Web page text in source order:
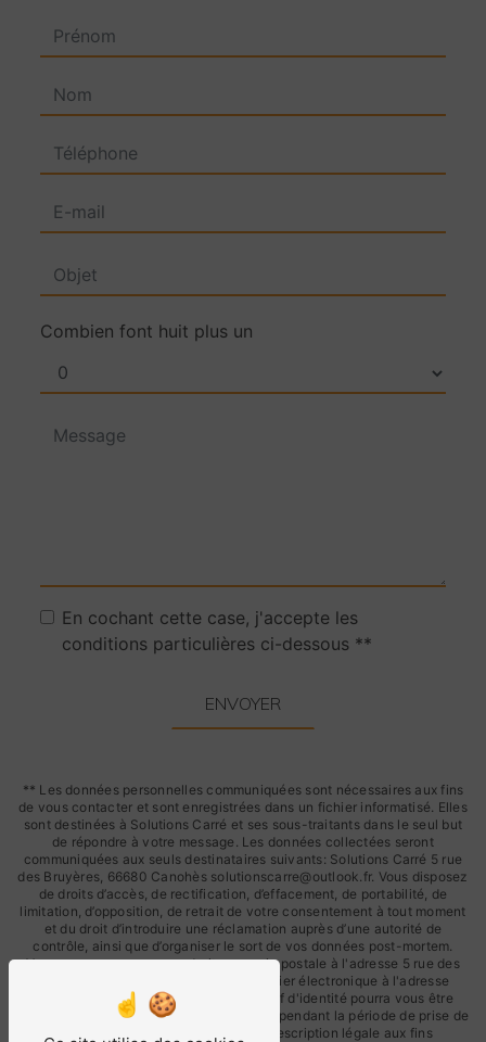
Combien font huit plus un
En cochant cette case, j'accepte les
conditions particulières ci-dessous **
ENVOYER
** Les données personnelles communiquées sont nécessaires aux fins
de vous contacter et sont enregistrées dans un fichier informatisé. Elles
sont destinées à Solutions Carré et ses sous-traitants dans le seul but
de répondre à votre message. Les données collectées seront
communiquées aux seuls destinataires suivants: Solutions Carré 5 rue
des Bruyères, 66680 Canohès solutionscarre@outlook.fr. Vous disposez
de droits d’accès, de rectification, d’effacement, de portabilité, de
limitation, d’opposition, de retrait de votre consentement à tout moment
et du droit d’introduire une réclamation auprès d’une autorité de
contrôle, ainsi que d’organiser le sort de vos données post-mortem.
Vous pouvez exercer ces droits par voie postale à l'adresse 5 rue des
Bruyères, 66680 Canohès ou par courrier électronique à l'adresse
solutionscarre@outlook.fr. Un justificatif d'identité pourra vous être
demandé. Nous conservons vos données pendant la période de prise de
contact puis pendant la durée de prescription légale aux fins